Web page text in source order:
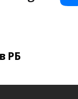
РБ